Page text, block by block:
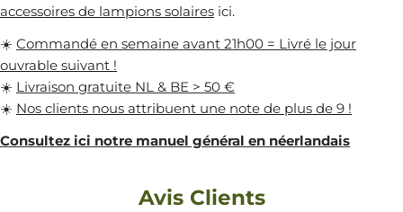
accessoires de lampions solaires ici.
☀️ Commandé en semaine avant 21h00 = Livré le jour
ouvrable suivant !
☀️ Livraison gratuite NL & BE > 50 €
☀️ Nos clients nous attribuent une note de plus de 9 !
Consultez ici notre manuel général en néerlandais
Avis Clients